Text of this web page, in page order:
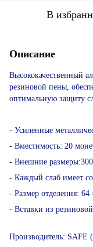
В
Описание
Высококачественный
резиновой пены,
оптимальную защиту
- Усиленные
- Вместимость: 20
- Внешние
- Каждый слаб имеет
- Размер отделения:
- Вставки из
Производитель: SAFE